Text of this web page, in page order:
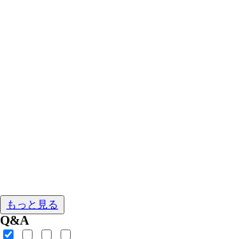
もっと見る
Q&A